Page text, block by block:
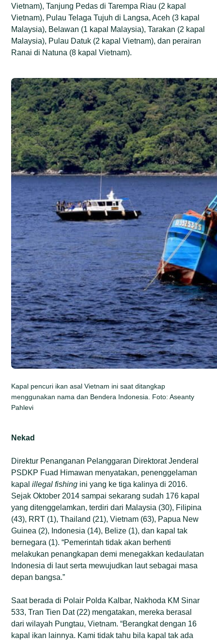
Vietnam), Tanjung Pedas di Tarempa Riau (2 kapal
Vietnam), Pulau Telaga Tujuh di Langsa, Aceh (3 kapal
Malaysia), Belawan (1 kapal Malaysia), Tarakan (2 kapal
Malaysia), Pulau Datuk (2 kapal Vietnam), dan perairan
Ranai di Natuna (8 kapal Vietnam).
Kapal pencuri ikan asal Vietnam ini saat ditangkap
menggunakan nama dan Bendera Indonesia. Foto: Aseanty
Pahlevi
Nekad
Direktur Penanganan Pelanggaran Direktorat Jenderal
PSDKP Fuad Himawan menyatakan, penenggelaman
kapalillegal fishing ini yang ke tiga kalinya di 2016.
Sejak Oktober 2014 sampai sekarang sudah 176 kapal
yang ditenggelamkan, terdiri dari Malaysia (30), Filipina
(43), RRT (1), Thailand (21), Vietnam (63), Papua New
Guinea (2), Indonesia (14), Belize (1), dan kapal tak
bernegara (1). “Pemerintah tidak akan berhenti
melakukan penangkapan demi menegakkan kedaulatan
Indonesia di laut serta mewujudkan laut sebagai masa
depan bangsa.”
Saat berada di Polair Polda Kalbar, Nakhoda KM Sinar
533, Tran Tien Dat (22) mengatakan, mereka berasal
dari wilayah Pungtau, Vietnam. “Berangkat dengan 16
kapal ikan lainnya. Kami tidak tahu bila kapal tak ada